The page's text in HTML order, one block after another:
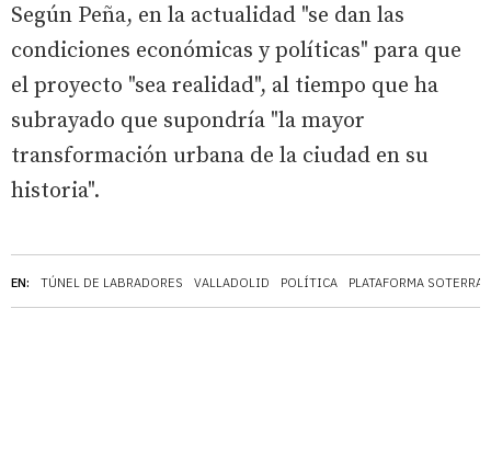
EN: TÚNEL DE LABRADORES VALLADOLID POLÍTICA PLATAFORMA
Según Peña, en la actualidad "se dan las
condiciones económicas y políticas" para que
el proyecto "sea realidad", al tiempo que ha
subrayado que supondría "la mayor
transformación urbana de la ciudad en su
historia".